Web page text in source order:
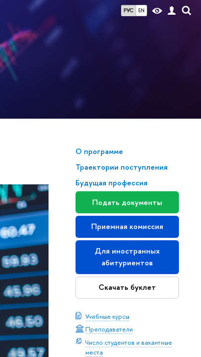
РУС EN
О программе
Траектории поступления
Будущая профессия
Подать документы
Приемная комиссия
Для иностранных
абитуриентов
Скачать буклет
Учебные курсы
Преподаватели
Число студентов и вакантные
места